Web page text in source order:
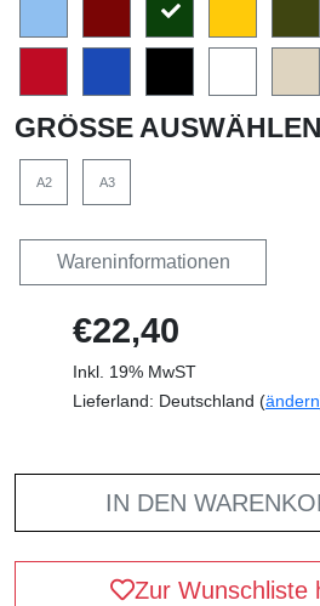
GRÖSSE AUSWÄHLEN
A2 A3
Wareninformationen
€22,40
Inkl. 19% MwST
Lieferland: Deutschland (ändern
IN DEN
Zur Wunschliste